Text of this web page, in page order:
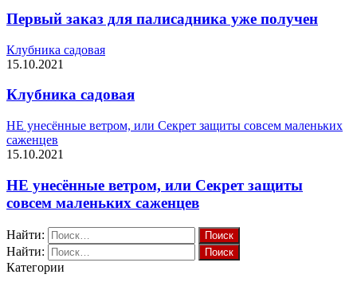
Первый заказ для палисадника уже получен
Клубника садовая
15.10.2021
Клубника садовая
НЕ унесённые ветром, или Секрет защиты совсем маленьких
саженцев
15.10.2021
НЕ унесённые ветром, или Секрет защиты
совсем маленьких саженцев
Найти:
Найти:
Категории